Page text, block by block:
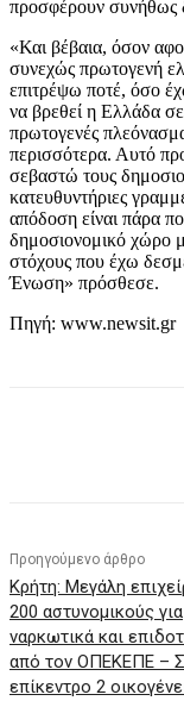
προσφέρουν συνήθως
«Και βέβαια, όσον
συνεχώς πρωτογενή
επιτρέψω ποτέ, όσο
να βρεθεί η Ελλάδα σε
πρωτογενές
περισσότερα. Αυτό
σεβαστώ τους
κατευθυντήριες
απόδοση είναι πάρα
δημοσιονομικό χώρο
στόχους που έχω
Ένωση» πρόσθεσε.
Πηγή: www.newsit.gr
Προηγούμενο άρθρο
Κρήτη: Μεγάλη
200 αστυνομικούς για
ναρκωτικά και
από τον ΟΠΕΚΕΠΕ –
επίκεντρο 2